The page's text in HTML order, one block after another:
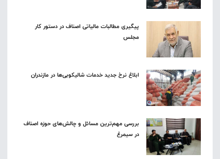
پیگیری مطالبات مالیاتی اصناف در دستور کار
مجلس
ابلاغ نرخ جدید خدمات شالیکوبی‌ها در مازندران
بررسی مهم‌ترین مسائل و چالش‌های حوزه اصناف
در سیمرغ